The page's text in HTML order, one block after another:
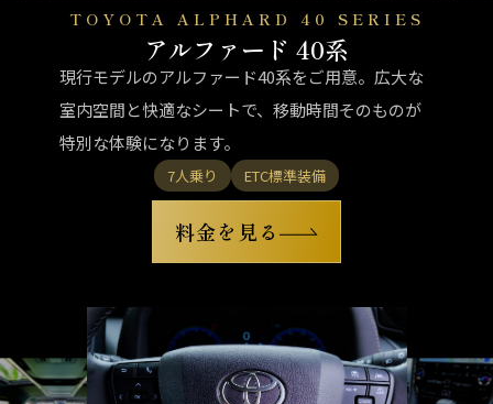
TOYOTA ALPHARD 40 SERIES
アルファード 40系
現行モデルのアルファード40系をご用意。広大な
室内空間と快適なシートで、移動時間そのものが
特別な体験になります。
7人乗り ETC標準装備
料金を見る